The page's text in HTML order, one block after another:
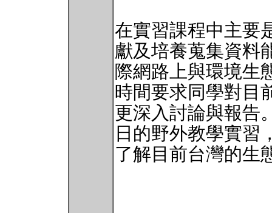
在實習課程中主要
獻及培養蒐集資料
際網路上與環境生
時間要求同學對目
更深入討論與報告
日的野外教學實習
了解目前台灣的生